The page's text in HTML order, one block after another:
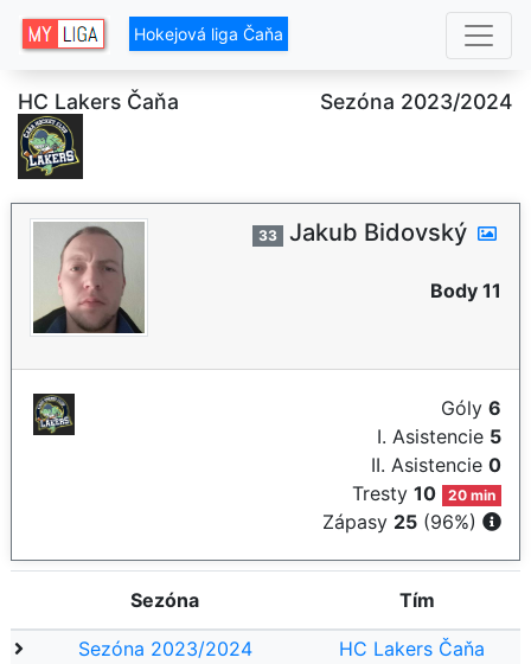
Hokejová liga Čaňa
HC Lakers Čaňa Sezóna 2023/2024
33 Jakub Bidovský
Body 11
Góly 6
I. Asistencie 5
II. Asistencie 0
Tresty10 20 min
Zápasy 25 (96%)
Sezóna Tím
Sezóna 2023/2024
HC Lakers Čaňa